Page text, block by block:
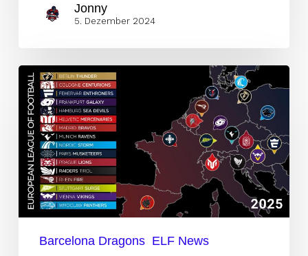
Jonny
5. Dezember 2024
ELF
mit
16
Teams
Barcelona
will
machen
Barcelona Dragons ELF News